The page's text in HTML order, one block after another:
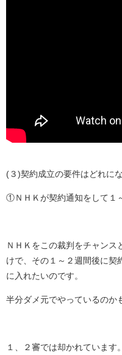
(３)契約成立の要件はどれに
①ＮＨＫが契約通知をして１
ＮＨＫをこの裁判をチャン
けで、その１～２週間後に契
に入れたいのです。
半分ダメ元でやっているのか
１、２審では却かれています。